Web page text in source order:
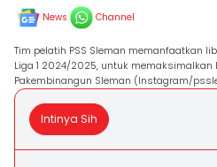
News Channel
Tim pelatih PSS Sleman memanfaatkan
Liga 1 2024/2025, untuk memaksimalkan
Pakembinangun Sleman (Instagram/
Intinya Sih